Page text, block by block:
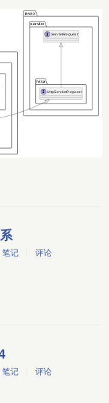
笔记 评论
笔记 评论